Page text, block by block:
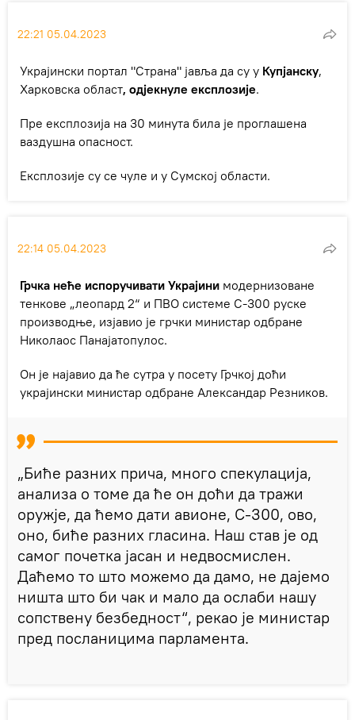
22:21 05.04.2023
Украјински портал "Страна" јавља да су у Купјанску,
Харковска област, одјекнуле експлозије.
Пре експлозија на 30 минута била је проглашена
ваздушна опасност.
Експлозије су се чуле и у Сумској области.
22:14 05.04.2023
Грчка неће испоручивати Украјини модернизоване
тенкове „леопард 2“ и ПВО системе С-300 руске
производње, изјавио је грчки министар одбране
Николаос Панајатопулос.
Он је најавио да ће сутра у посету Грчкој доћи
украјински министар одбране Александар Резников.
„Биће разних прича, много спекулација,
анализа о томе да ће он доћи да тражи
оружје, да ћемо дати авионе, С-300, ово,
оно, биће разних гласина. Наш став је од
самог почетка јасан и недвосмислен.
Даћемо то што можемо да дамо, не дајемо
ништа што би чак и мало да ослаби нашу
сопствену безбедност“, рекао је министар
пред посланицима парламента.